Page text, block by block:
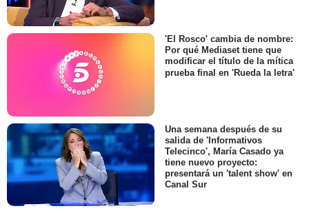
'El Rosco' cambia de nombre:
Por qué Mediaset tiene que
modificar el título de la mítica
prueba final en 'Rueda la letra'
Una semana después de su
salida de 'Informativos
Telecinco', María Casado ya
tiene nuevo proyecto:
presentará un 'talent show' en
Canal Sur